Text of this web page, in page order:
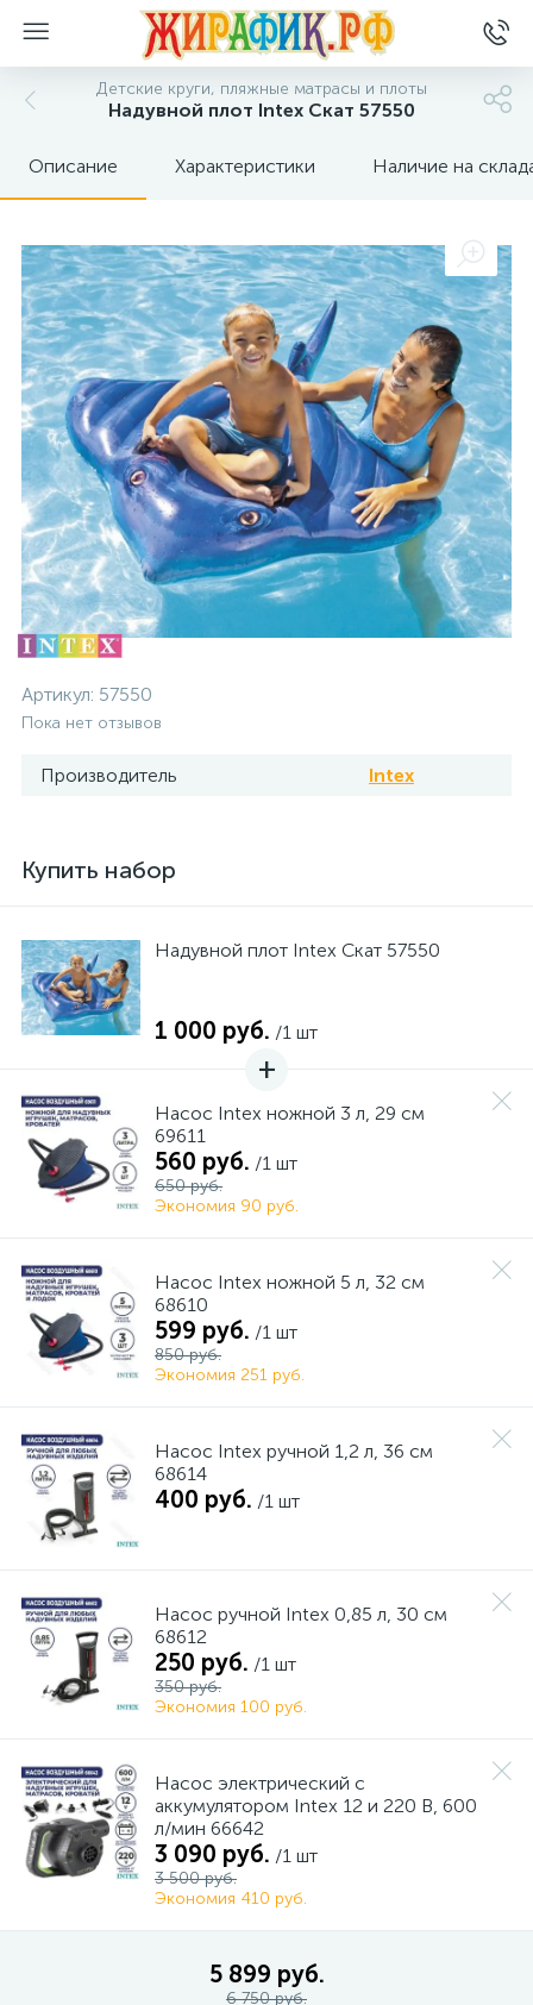
Детские круги, пляжные матрасы и плоты
Надувной плот Intex Скат 57550
Описание Характеристики Наличие на
Артикул: 57550
Пока нет отзывов
Производитель Intex
Купить набор
Надувной плот Intex Скат 57550
1 000 руб. /1 шт
Насос Intex ножной 3 л, 29 см
69611
560 руб. /1 шт
650 руб.
Экономия 90 руб.
Насос Intex ножной 5 л, 32 см
68610
599 руб. /1 шт
850 руб.
Экономия 251 руб.
Насос Intex ручной 1,2 л, 36 см
68614
400 руб. /1 шт
Насос ручной Intex 0,85 л, 30 см
68612
250 руб. /1 шт
350 руб.
Экономия 100 руб.
Насос электрический с
аккумулятором Intex 12 и 220 В, 600
л/мин 66642
3 090 руб. /1 шт
3 500 руб.
Экономия 410 руб.
5 899 руб.
6 750 руб.